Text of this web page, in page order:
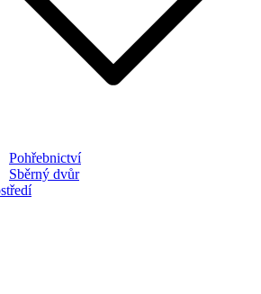
Pohřebnictví
Sběrný dvůr